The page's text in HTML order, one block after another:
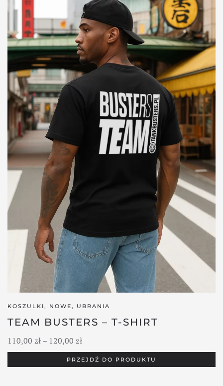
KOSZULKI, NOWE, UBRANIA
TEAM BUSTERS – T-SHIRT
110,00 zł– 120,00 złZakres
cen:
od
PRZEJDŹ DO PRODUKTU